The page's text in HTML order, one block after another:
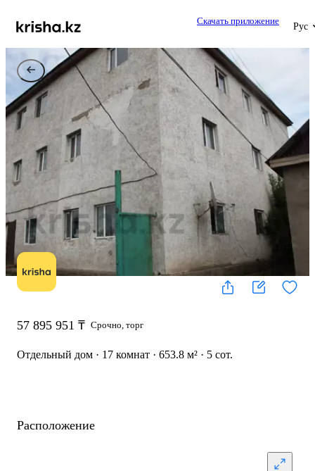
Скачать приложение
Рус
15
57 895 951 ₸ Срочно, торг
Отдельный дом · 17 комнат · 653.8 м² · 5 сот.
Расположение